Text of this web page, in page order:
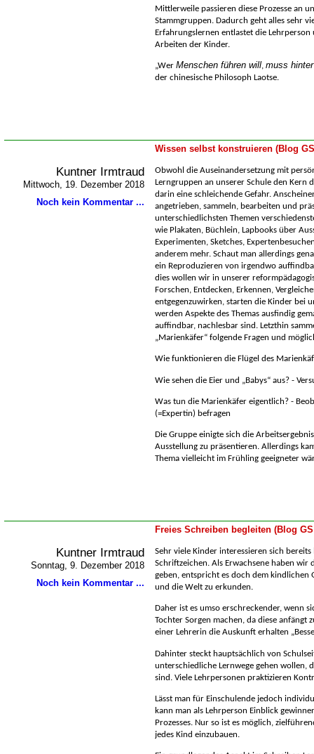
Mittlerweile passieren diese Prozesse an
Stammgruppen. Dadurch geht alles sehr
Erfahrungslernen entlastet die
Arbeiten der Kinder.
Wer Menschen führen will, muss
der chinesische Philosoph Laotse.
Wissen selbst konstruieren (Blog
Kuntner Irmtraud
Mittwoch, 19. Dezember 2018
Noch kein Kommentar ...
Obwohl die Auseinandersetzung mit
Lerngruppen an unserer Schule den Kern
darin eine schleichende Gefahr.
angetrieben, sammeln, bearbeiten und
unterschiedlichsten Themen
wie Plakaten, Büchlein, Lapbooks über
Experimenten, Sketches,
anderem mehr. Schaut man allerdings
ein Reproduzieren von irgendwo
dies wollen wir in unserer
Forschen, Entdecken, Erkennen,
entgegenzuwirken, starten die Kinder bei
werden Aspekte des Themas ausfindig
auffindbar, nachlesbar sind. Letzthin
Marienkäfer“ folgende Fragen und
Wie funktionieren die Flügel des
Wie sehen die Eier und „Babys“ aus? -
Was tun die Marienkäfer eigentlich? -
(=Expertin) befragen
Die Gruppe einigte sich die
Ausstellung zu präsentieren. Allerdings
Thema vielleicht im Frühling geeigneter
Freies Schreiben begleiten (Blog
Kuntner Irmtraud
Sonntag, 9. Dezember 2018
Noch kein Kommentar ...
Sehr viele Kinder interessieren sich
Schriftzeichen. Als Erwachsene haben wir
geben, entspricht es doch dem
und die Welt zu erkunden.
Daher ist es umso erschreckender, wenn
Tochter Sorgen machen, da diese anfängt
einer Lehrerin die Auskunft erhalten
Dahinter steckt hauptsächlich von
unterschiedliche Lernwege gehen wollen,
sind. Viele Lehrpersonen praktizieren
Lässt man für Einschulende jedoch
kann man als Lehrperson Einblick
Prozesses. Nur so ist es möglich,
jedes Kind einzubauen.